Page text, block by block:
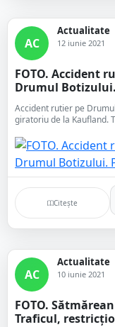
AC
Actualitate
12 iunie 2021
FOTO. Accident
Drumul
Accident rutier pe
giratoriu de la Kaufland.
Citește
AC
Actualitate
10 iunie 2021
FOTO.
Traficul,